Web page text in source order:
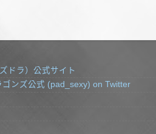
ドラ）公式サイト
ンズ公式 (pad_sexy) on Twitter